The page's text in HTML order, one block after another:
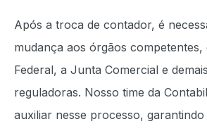
Após a troca de contador, é
mudança aos órgãos competentes,
Federal, a Junta Comercial e
reguladoras. Nosso time da
auxiliar nesse processo, garantindo